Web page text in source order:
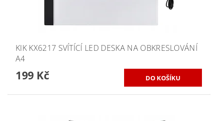
KIK KX6217 SVÍTÍCÍ LED DESKA NA OBKRESLOVÁNÍ
A4
199 Kč